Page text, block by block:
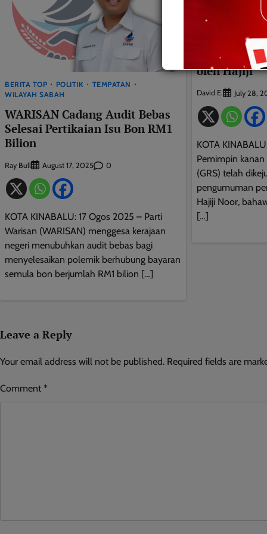
BERITA TOP POLITIK
TEMPATAN
WILAYAH SABAH
WARISAN Cadang Audit Bebas
Selesai Pertikaian Isu Bon RM1
Bilion
Ray Bull August 17, 2025 0
KOTA KINABALU: 17 Ogos 2025 – Parti
Warisan (WARISAN) menggesa kerajaan
negeri menubuhkan audit bebas bagi
menyelesaikan polemik berhubung bayaran
semula bon berjumlah RM1 bilion […]
ULASAN BERITA
Komponen
dengan
oleh Hajiji
David E. July 28,
KOTA
Pemimpin kanan
(GRS) telah
pengumuman
Hajiji Noor,
[…]
Leave a Reply
Your email address will not be published. Required fields are
Comment *